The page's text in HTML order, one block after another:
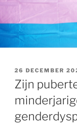
GEPLAATST
OP
26 DECEMBER
Zijn